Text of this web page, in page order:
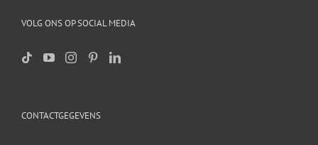
VOLG ONS OP SOCIAL MEDIA
CONTACTGEGEVENS